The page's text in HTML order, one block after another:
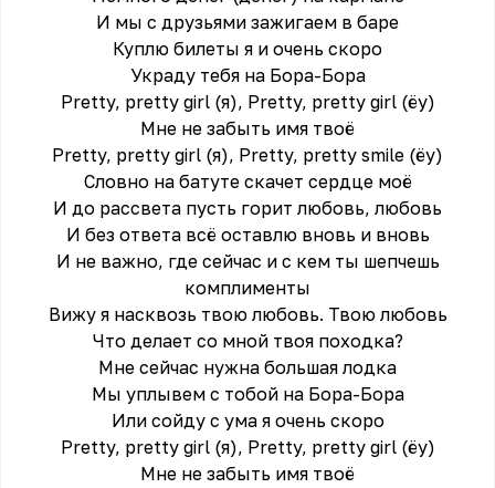
И мы с друзьями зажигаем в баре
Куплю билеты я и очень скоро
Украду тебя на Бора-Бора
Pretty, pretty girl (я), Pretty, pretty girl (ёу)
Мне не забыть имя твоё
Pretty, pretty girl (я), Pretty, pretty smile (ёу)
Словно на батуте скачет сердце моё
И до рассвета пусть горит любовь, любовь
И без ответа всё оставлю вновь и вновь
И не важно, где сейчас и с кем ты шепчешь
комплименты
Вижу я насквозь твою любовь. Твою любовь
Что делает со мной твоя походка?
Мне сейчас нужна большая лодка
Мы уплывем с тобой на Бора-Бора
Или сойду с ума я очень скоро
Pretty, pretty girl (я), Pretty, pretty girl (ёу)
Мне не забыть имя твоё